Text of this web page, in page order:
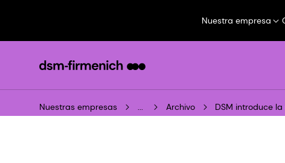
Nuestra empresa
Nuestras empresas ... Archivo DSM introduce